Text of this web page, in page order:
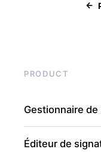
PRODUCT
Gestionnaire de
Éditeur de